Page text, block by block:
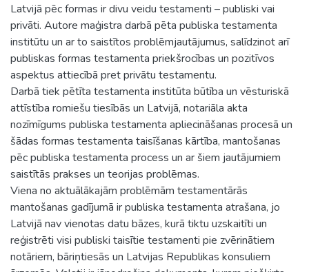
Latvijā pēc formas ir divu veidu testamenti – publiski vai
privāti. Autore maģistra darbā pēta publiska testamenta
institūtu un ar to saistītos problēmjautājumus, salīdzinot arī
publiskas formas testamenta priekšrocības un pozitīvos
aspektus attiecībā pret privātu testamentu.
Darbā tiek pētīta testamenta institūta būtība un vēsturiskā
attīstība romiešu tiesībās un Latvijā, notariāla akta
nozīmīgums publiska testamenta apliecināšanas procesā un
šādas formas testamenta taisīšanas kārtība, mantošanas
pēc publiska testamenta process un ar šiem jautājumiem
saistītās prakses un teorijas problēmas.
Viena no aktuālākajām problēmām testamentārās
mantošanas gadījumā ir publiska testamenta atrašana, jo
Latvijā nav vienotas datu bāzes, kurā tiktu uzskaitīti un
reģistrēti visi publiski taisītie testamenti pie zvērinātiem
notāriem, bāriņtiesās un Latvijas Republikas konsuliem